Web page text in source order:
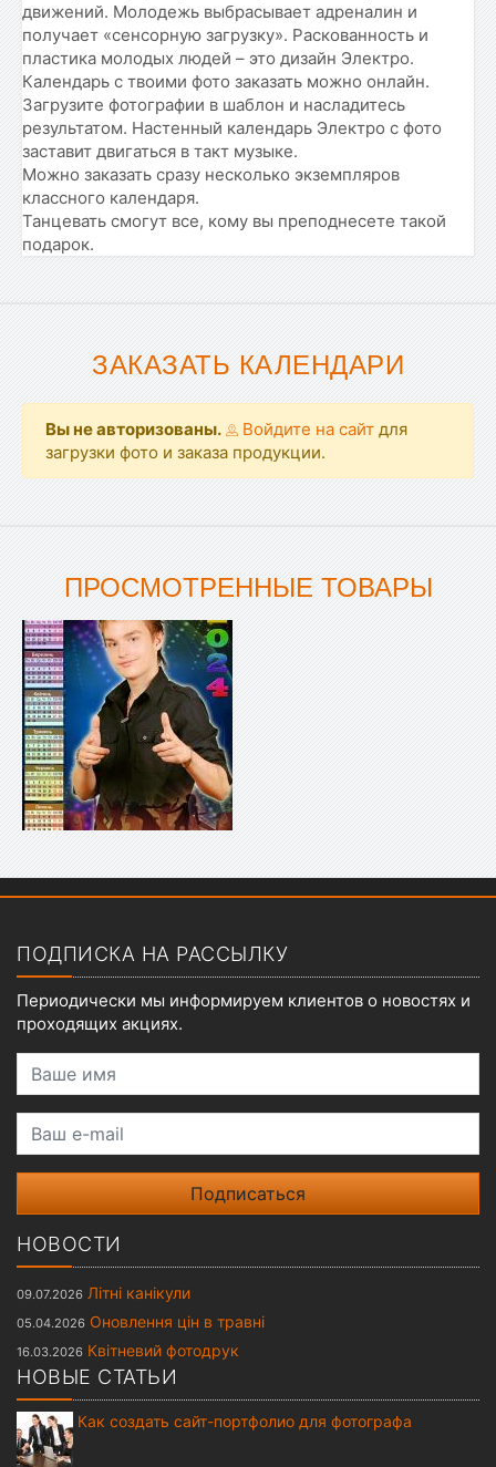
движений. Молодежь выбрасывает адреналин и
получает «сенсорную загрузку». Раскованность и
пластика молодых людей – это дизайн Электро.
Календарь с твоими фото заказать можно онлайн.
Загрузите фотографии в шаблон и насладитесь
результатом. Настенный календарь Электро с фото
заставит двигаться в такт музыке.
Можно заказать сразу несколько экземпляров
классного календаря.
Танцевать смогут все, кому вы преподнесете такой
подарок.
ЗАКАЗАТЬ КАЛЕНДАРИ
Вы не авторизованы. Войдите на сайт для
загрузки фото и заказа продукции.
ПРОСМОТРЕННЫЕ ТОВАРЫ
ПОДПИСКА НА РАССЫЛКУ
Периодически мы информируем клиентов о новостях и
проходящих акциях.
Ваше имя
Ваш e-mail
НОВОСТИ
09.07.2026 Літні канікули
05.04.2026 Оновлення цін в травні
16.03.2026 Квітневий фотодрук
НОВЫЕ СТАТЬИ
Как создать сайт-портфолио для фотографа